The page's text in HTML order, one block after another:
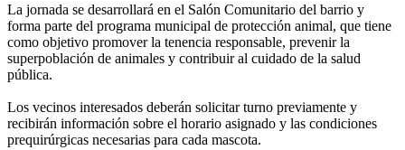
La jornada se desarrollará en el Salón Comunitario del barrio y
forma parte del programa municipal de protección animal, que tiene
como objetivo promover la tenencia responsable, prevenir la
superpoblación de animales y contribuir al cuidado de la salud
pública.
Los vecinos interesados deberán solicitar turno previamente y
recibirán información sobre el horario asignado y las condiciones
prequirúrgicas necesarias para cada mascota.